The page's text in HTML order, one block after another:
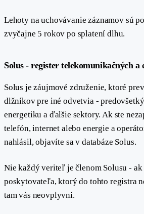
Lehoty na uchovávanie záznamov sú
zvyčajne 5 rokov po splatení dlhu.
Solus - register telekomunikačných a
Solus je záujmové združenie, ktoré
dlžníkov pre iné odvetvia -
energetiku a ďalšie sektory. Ak ste
telefón, internet alebo energie a
nahlásil, objavíte sa v databáze Solus.
Nie každý veriteľ je členom Solusu - ak
poskytovateľa, ktorý do tohto registra
tam vás neovplyvní.